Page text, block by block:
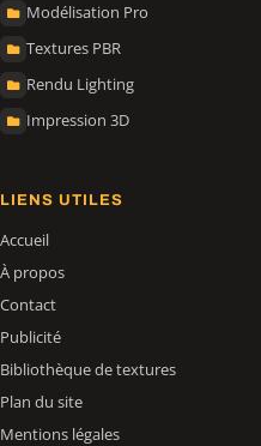
Modélisation Pro
Textures PBR
Rendu Lighting
Impression 3D
LIENS UTILES
Accueil
À propos
Contact
Publicité
Bibliothèque de textures
Plan du site
Mentions légales